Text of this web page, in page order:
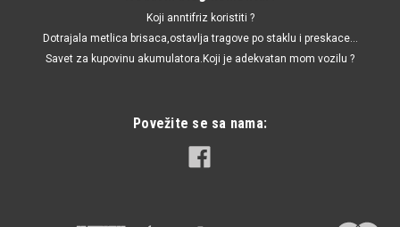
Koji anntifriz koristiti ?
Dotrajala metlica brisaca,ostavlja tragove po staklu i preskace...
Savet za kupovinu akumulatora.Koji je adekvatan mom vozilu ?
Povežite se sa nama: